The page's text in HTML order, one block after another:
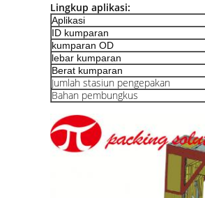
Lingkup aplikasi:
Aplikasi
ID kumparan
kumparan OD
lebar kumparan
Berat kumparan
Jumlah stasiun pengepakan
Bahan pembungkus